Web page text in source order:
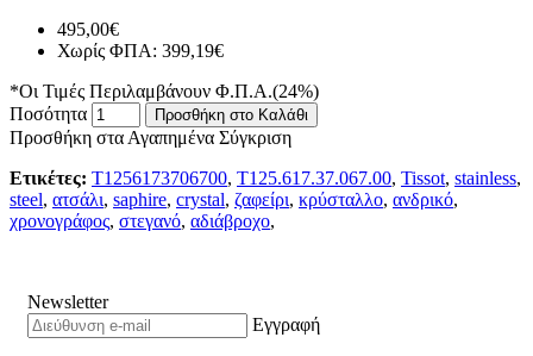
495,00€
Χωρίς ΦΠΑ: 399,19€
*Οι Τιμές Περιλαμβάνουν Φ.Π.Α.(24%)
Ποσότητα
Προσθήκη στο Καλάθι
Προσθήκη στα Αγαπημένα Σύγκριση
Ετικέτες: T1256173706700, T125.617.37.067.00, Tissot, stainless,
steel, ατσάλι, saphire, crystal, ζαφείρι, κρύσταλλο, ανδρικό,
χρονογράφος, στεγανό, αδιάβροχο,
Newsletter
Εγγραφή